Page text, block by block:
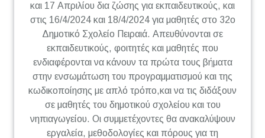
και 17 Απριλίου δια ζώσης για εκπαιδευτικούς, και
στις 16/4/2024 και 18/4/2024 για μαθητές στο 32ο
Δημοτικό Σχολείο Πειραιά. Απευθύνονται σε
εκπαιδευτικούς, φοιτητές και μαθητές που
ενδιαφέρονται να κάνουν τα πρώτα τους βήματα
στην ενσωμάτωση του προγραμματισμού και της
κωδικοποίησης με απλό τρόπο,και να τις διδάξουν
σε μαθητές του δημοτικού σχολείου και του
νηπιαγωγείου. Οι συμμετέχοντες θα ανακαλύψουν
εργαλεία, μεθοδολογίες και πόρους για τη